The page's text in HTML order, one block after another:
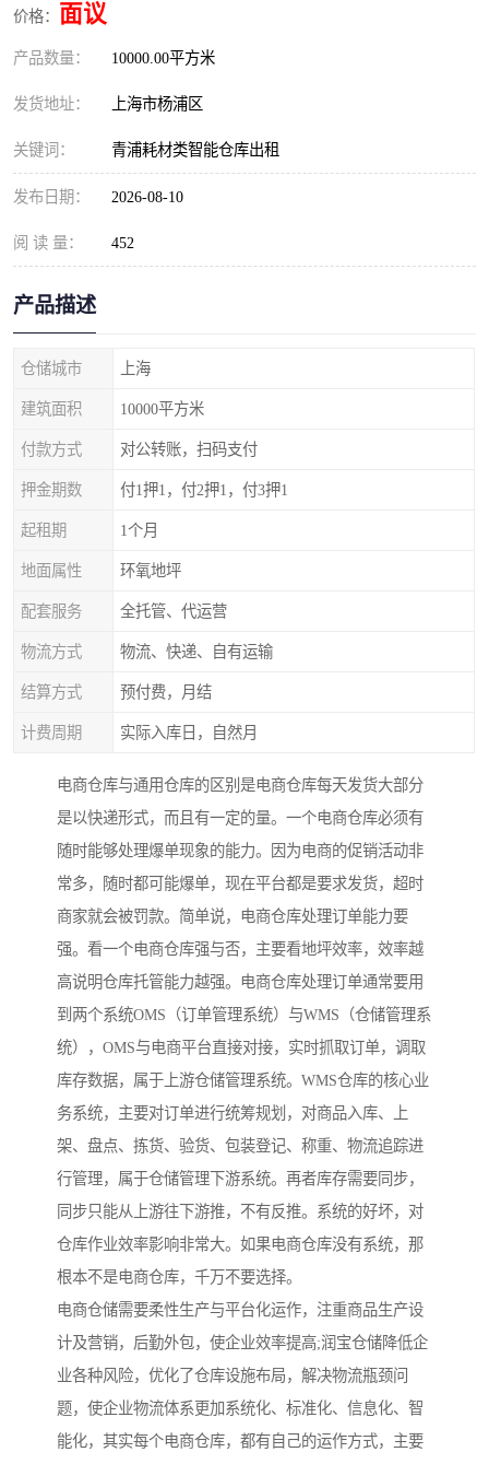
价格： 面议
产品数量： 10000.00平方米
发货地址： 上海市杨浦区
关键词： 青浦耗材类智能仓库出租
发布日期： 2026-08-10
阅 读 量： 452
产品描述
仓储城市 上海
建筑面积 10000平方米
付款方式 对公转账，扫码支付
押金期数 付1押1，付2押1，付3押1
起租期 1个月
地面属性 环氧地坪
配套服务 全托管、代运营
物流方式 物流、快递、自有运输
结算方式 预付费，月结
计费周期 实际入库日，自然月
电商仓库与通用仓库的区别是电商仓库每天发货大部分
是以快递形式，而且有一定的量。一个电商仓库必须有
随时能够处理爆单现象的能力。因为电商的促销活动非
常多，随时都可能爆单，现在平台都是要求发货，超时
商家就会被罚款。简单说，电商仓库处理订单能力要
强。看一个电商仓库强与否，主要看地坪效率，效率越
高说明仓库托管能力越强。电商仓库处理订单通常要用
到两个系统OMS（订单管理系统）与WMS（仓储管理系
统），OMS与电商平台直接对接，实时抓取订单，调取
库存数据，属于上游仓储管理系统。WMS仓库的核心业
务系统，主要对订单进行统筹规划，对商品入库、上
架、盘点、拣货、验货、包装登记、称重、物流追踪进
行管理，属于仓储管理下游系统。再者库存需要同步，
同步只能从上游往下游推，不有反推。系统的好坏，对
仓库作业效率影响非常大。如果电商仓库没有系统，那
根本不是电商仓库，千万不要选择。
电商仓储需要柔性生产与平台化运作，注重商品生产设
计及营销，后勤外包，使企业效率提高;润宝仓储降低企
业各种风险，优化了仓库设施布局，解决物流瓶颈问
题，使企业物流体系更加系统化、标准化、信息化、智
能化，其实每个电商仓库，都有自己的运作方式，主要